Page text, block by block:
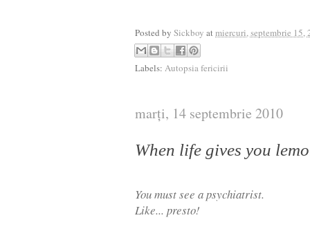
Posted by Sickboy at miercuri, septembrie 15,
Labels: Autopsia fericirii
marți, 14 septembrie 2010
When life gives you
You must see a psychiatrist.
Like... presto!